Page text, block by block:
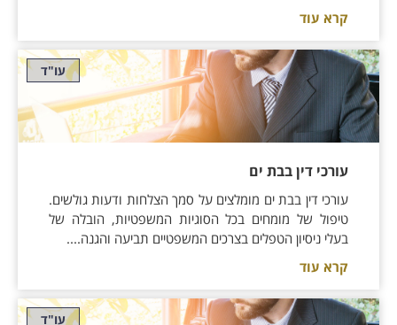
קרא עוד
עו"ד
עורכי דין בבת ים
עורכי דין בבת ים מומלצים על סמך הצלחות ודעות גולשים.
טיפול של מומחים בכל הסוגיות המשפטיות, הובלה של
בעלי ניסיון הטפלים בצרכים המשפטיים תביעה והגנה....
קרא עוד
עו"ד